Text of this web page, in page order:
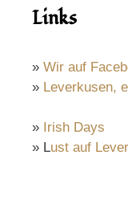
Links
» Wir auf
» Leverkusen,
» Irish Days
» Lust auf